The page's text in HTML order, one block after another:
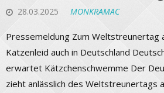
28.03.2025 MONKRAMAC
Pressemeldung Zum Weltstreunertag
Katzenleid auch in Deutschland
erwartet Kätzchenschwemme Der
zieht anlässlich des Weltstreunertags